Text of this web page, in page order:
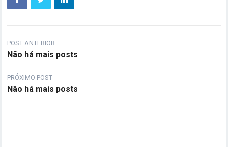
POST ANTERIOR
Não há mais posts
PRÓXIMO POST
Não há mais posts